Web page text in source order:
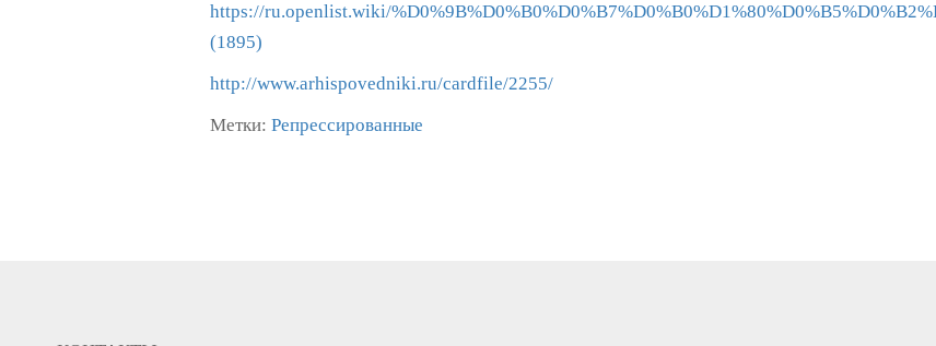
https://ru.openlist.wiki/
(1895)
http://www.arhispovedniki.ru/cardfile/2255/
Метки: Репрессированные